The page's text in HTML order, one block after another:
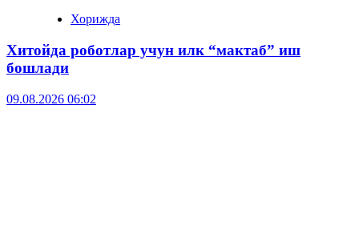
Хорижда
Хитойда роботлар учун илк “мактаб” иш
бошлади
09.08.2026 06:02